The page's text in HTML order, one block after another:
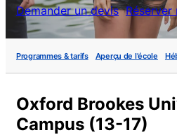
Demander un devis Réserver
Programmes & tarifs Aperçu de l'école
Oxford Brookes
Campus (13-17)